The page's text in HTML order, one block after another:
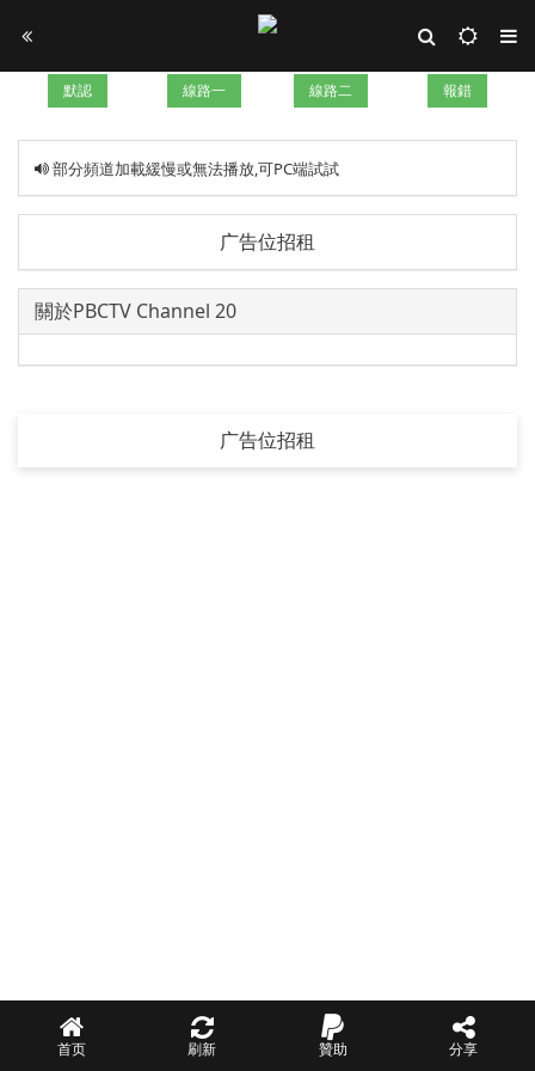
默認 線路一 線路二 報錯
部分頻道加載緩慢或無法播放,可PC端試試
广告位招租
關於PBCTV Channel 20
广告位招租
首页 刷新 贊助 分享